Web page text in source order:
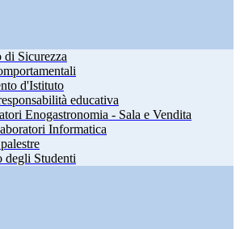
di Sicurezza
d'Istituto
educativa
Enogastronomia - Sala e Vendita
Informatica
degli Studenti